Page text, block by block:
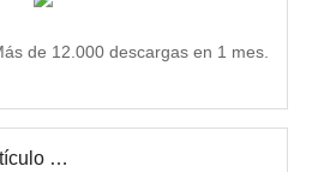
de 12.000 descargas en 1 mes.
…